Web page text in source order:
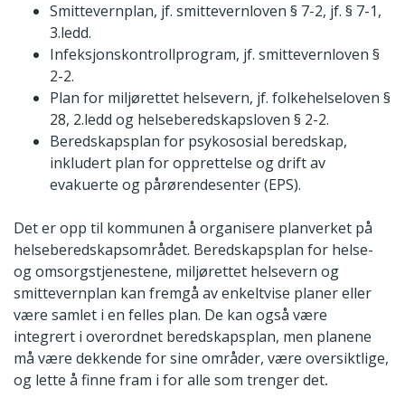
Smittevernplan, jf. smittevernloven § 7-2, jf. § 7-1,
3.ledd.
Infeksjonskontrollprogram, jf. smittevernloven §
2-2.
Plan for miljørettet helsevern, jf. folkehelseloven §
28, 2.ledd og helseberedskapsloven § 2-2.
Beredskapsplan for psykososial beredskap,
inkludert plan for opprettelse og drift av
evakuerte og pårørendesenter (EPS).
Det er opp til kommunen å organisere planverket på
helseberedskapsområdet. Beredskapsplan for helse-
og omsorgstjenestene, miljørettet helsevern og
smittevernplan kan fremgå av enkeltvise planer eller
være samlet i en felles plan. De kan også være
integrert i overordnet beredskapsplan, men planene
må være dekkende for sine områder, være oversiktlige,
og lette å finne fram i for alle som trenger det.